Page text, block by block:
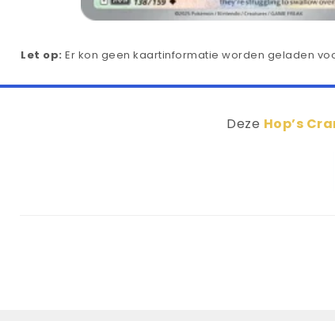
Let op: Er kon geen kaartinformatie worden geladen
Deze Hop’s